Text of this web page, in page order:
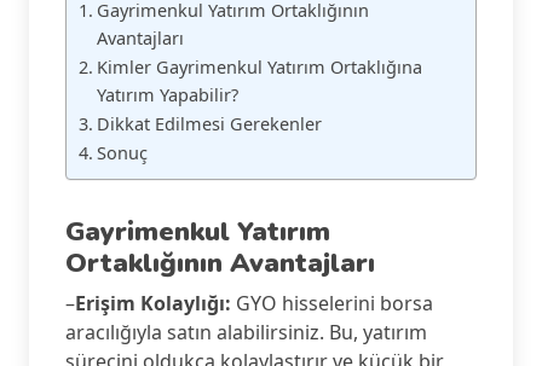
Gayrimenkul Yatırım Ortaklığının
Avantajları
Kimler Gayrimenkul Yatırım Ortaklığına
Yatırım Yapabilir?
Dikkat Edilmesi Gerekenler
Sonuç
Gayrimenkul Yatırım
Ortaklığının Avantajları
–Erişim Kolaylığı: GYO hisselerini borsa
aracılığıyla satın alabilirsiniz. Bu, yatırım